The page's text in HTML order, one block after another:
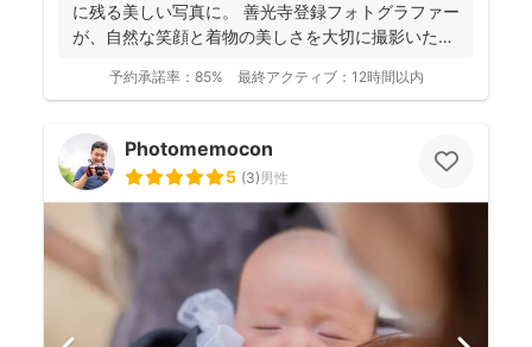
に残る美しい写真に。 善光寺登録フォトグラファー
が、自然な笑顔と着物の美しさを大切に撮影いたし
予約承諾率： 85% 最終アクティブ： 12時間以内
Photomemocon
5 (3)男性